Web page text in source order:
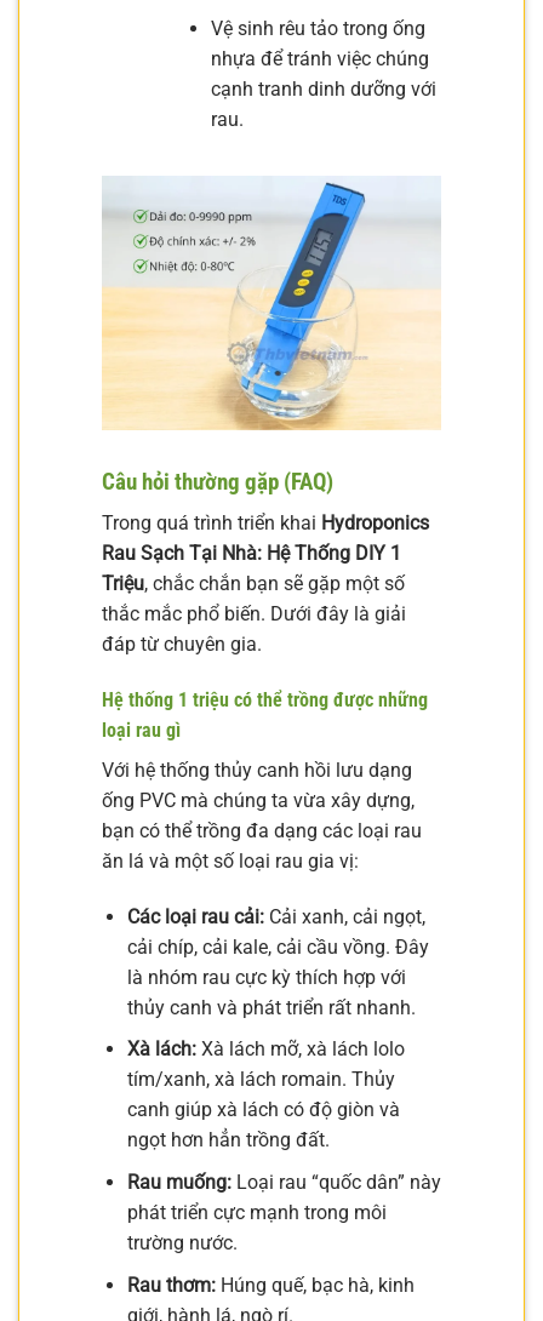
Vệ sinh rêu tảo trong ống
nhựa để tránh việc chúng
cạnh tranh dinh dưỡng với
rau.
Câu hỏi thường gặp (FAQ)
Trong quá trình triển khai Hydroponics
Rau Sạch Tại Nhà: Hệ Thống DIY 1
Triệu, chắc chắn bạn sẽ gặp một số
thắc mắc phổ biến. Dưới đây là giải
đáp từ chuyên gia.
Hệ thống 1 triệu có thể trồng được những
loại rau gì
Với hệ thống thủy canh hồi lưu dạng
ống PVC mà chúng ta vừa xây dựng,
bạn có thể trồng đa dạng các loại rau
ăn lá và một số loại rau gia vị:
Các loại rau cải:Cải xanh, cải ngọt,
cải chíp, cải kale, cải cầu vồng. Đây
là nhóm rau cực kỳ thích hợp với
thủy canh và phát triển rất nhanh.
Xà lách:Xà lách mỡ, xà lách lolo
tím/xanh, xà lách romain. Thủy
canh giúp xà lách có độ giòn và
ngọt hơn hẳn trồng đất.
Rau muống:Loại rau “quốc dân” này
phát triển cực mạnh trong môi
trường nước.
Rau thơm:Húng quế, bạc hà, kinh
giới, hành lá, ngò rí.